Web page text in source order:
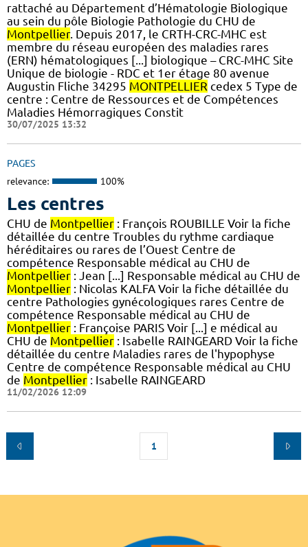
rattaché au Département d’Hématologie Biologique
au sein du pôle Biologie Pathologie du CHU de
Montpellier. Depuis 2017, le CRTH-CRC-MHC est
membre du réseau européen des maladies rares
(ERN) hématologiques [...] biologique – CRC-MHC Site
Unique de biologie - RDC et 1er étage 80 avenue
Augustin Fliche 34295 MONTPELLIER cedex 5 Type de
centre : Centre de Ressources et de Compétences
Maladies Hémorragiques Constit
30/07/2025 13:32
PAGES
relevance: 100%
Les centres
CHU de Montpellier : François ROUBILLE Voir la fiche
détaillée du centre Troubles du rythme cardiaque
héréditaires ou rares de l’Ouest Centre de
compétence Responsable médical au CHU de
Montpellier : Jean [...] Responsable médical au CHU de
Montpellier : Nicolas KALFA Voir la fiche détaillée du
centre Pathologies gynécologiques rares Centre de
compétence Responsable médical au CHU de
Montpellier : Françoise PARIS Voir [...] e médical au
CHU de Montpellier : Isabelle RAINGEARD Voir la fiche
détaillée du centre Maladies rares de l'hypophyse
Centre de compétence Responsable médical au CHU
de Montpellier : Isabelle RAINGEARD
11/02/2026 12:09
1